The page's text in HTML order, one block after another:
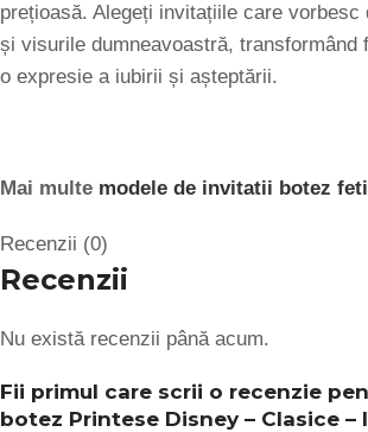
prețioasă. Alegeți invitațiile care vorbesc
și visurile dumneavoastră, transformând
o expresie a iubirii și așteptării.
Mai multe modele de invitatii botez
Recenzii (0)
Recenzii
Nu există recenzii până acum.
Fii primul care scrii o recenzie
botez Printese Disney – Clasice –